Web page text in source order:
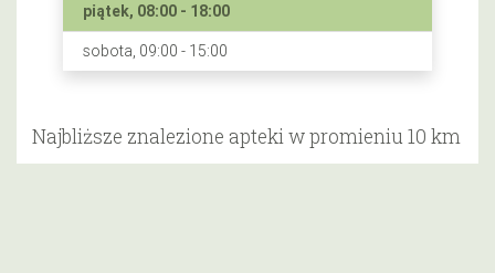
piątek, 08:00 - 18:00
sobota, 09:00 - 15:00
Najbliższe znalezione apteki w promieniu 10 km